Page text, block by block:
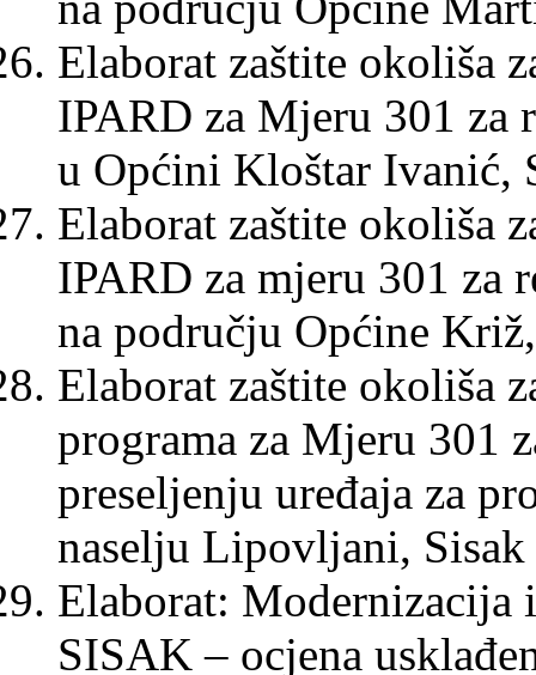
Elaborat zaštite okoliša
IPARD za Mjeru 301 za
u Općini Kloštar Ivanić,
Elaborat zaštite okoliša
IPARD za mjeru 301 za
na području Općine
Elaborat zaštite okoliša
programa za Mjeru 301
preseljenju uređaja za
naselju Lipovljani, Sisak
Elaborat: Modernizacija
SISAK – ocjena